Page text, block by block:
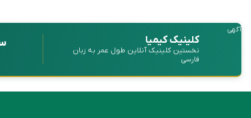
آگهی
کلینیک کیمیا
نخستین کلینیک آنلاین طول عمر به زبان
فارسی